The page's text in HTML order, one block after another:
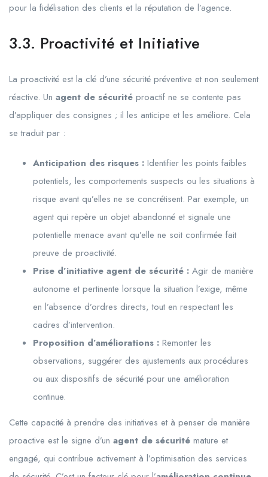
pour la fidélisation des clients et la réputation de l’agence.
3.3. Proactivité et Initiative
La proactivité est la clé d’une sécurité préventive et non seulement
réactive. Un agent de sécurité proactif ne se contente pas
d’appliquer des consignes ; il les anticipe et les améliore. Cela
se traduit par :
Anticipation des risques : Identifier les points faibles
potentiels, les comportements suspects ou les situations à
risque avant qu’elles ne se concrétisent. Par exemple, un
agent qui repère un objet abandonné et signale une
potentielle menace avant qu’elle ne soit confirmée fait
preuve de proactivité.
Prise d’initiative agent de sécurité : Agir de manière
autonome et pertinente lorsque la situation l’exige, même
en l’absence d’ordres directs, tout en respectant les
cadres d’intervention.
Proposition d’améliorations : Remonter les
observations, suggérer des ajustements aux procédures
ou aux dispositifs de sécurité pour une amélioration
continue.
Cette capacité à prendre des initiatives et à penser de manière
proactive est le signe d’un agent de sécurité mature et
engagé, qui contribue activement à l’optimisation des services